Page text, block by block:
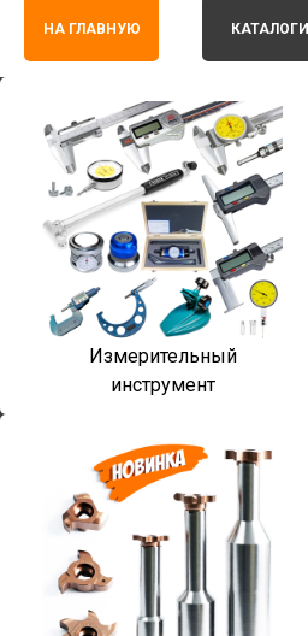
НА ГЛАВНУЮ КАТАЛОГИ
Измерительный
инструмент